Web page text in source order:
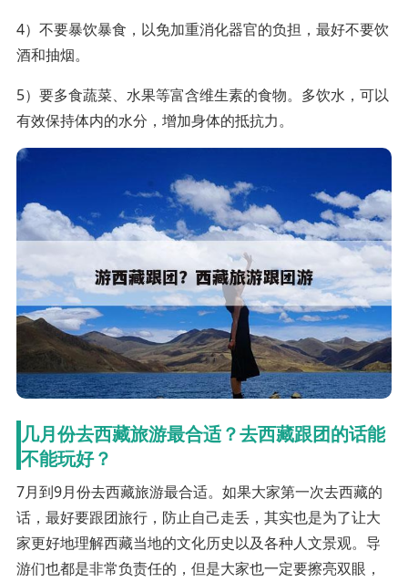
4）不要暴饮暴食，以免加重消化器官的负担，最好不要饮
酒和抽烟。
5）要多食蔬菜、水果等富含维生素的食物。多饮水，可以
有效保持体内的水分，增加身体的抵抗力。
几月份去西藏旅游最合适？去西藏跟团的话能
不能玩好？
7月到9月份去西藏旅游最合适。如果大家第一次去西藏的
话，最好要跟团旅行，防止自己走丢，其实也是为了让大
家更好地理解西藏当地的文化历史以及各种人文景观。导
游们也都是非常负责任的，但是大家也一定要擦亮双眼，